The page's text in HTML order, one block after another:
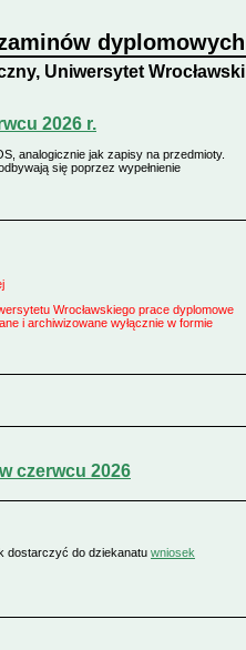
dyplomowych
Uniwersytet Wrocławski
2026 r.
analogicznie jak zapisy na przedmioty.
się poprzez wypełnienie
Wrocławskiego prace dyplomowe
i archiwizowane wyłącznie w formie
czerwcu 2026
dostarczyć do dziekanatu wniosek